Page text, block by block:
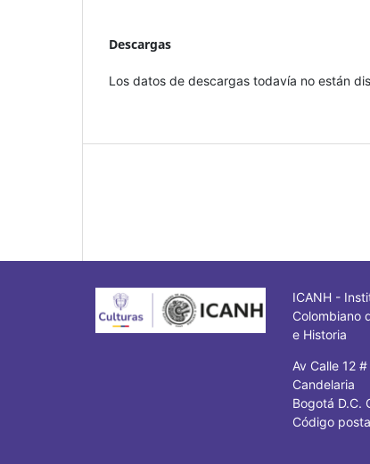
Descargas
Los datos de descargas todavía no están
ICANH -
Colombiano
e Historia
Av Calle 12
Candelaria
Bogotá D.C.
Código